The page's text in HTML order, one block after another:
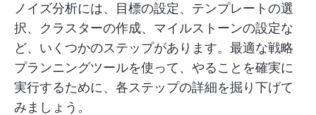
ノイズ分析には、目標の設定、テンプレートの選
択、クラスターの作成、マイルストーンの設定な
ど、いくつかのステップがあります。最適な戦略
プランニングツールを使って、やることを確実に
実行するために、各ステップの詳細を掘り下げて
みましょう。